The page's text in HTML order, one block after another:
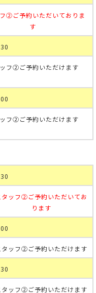
②ご予約いただいておりま
す
フ②ご予約いただけます
フ②ご予約いただけます
タッフ②ご予約いただいてお
ります
タッフ②ご予約いただけます
タッフ②ご予約いただけます